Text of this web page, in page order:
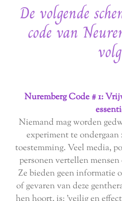
De volgende
code van
Nuremberg Code # 1:
Niemand mag worden
experiment te
toestemming. Veel media,
personen vertellen
Ze bieden geen informatie
of gevaren van deze